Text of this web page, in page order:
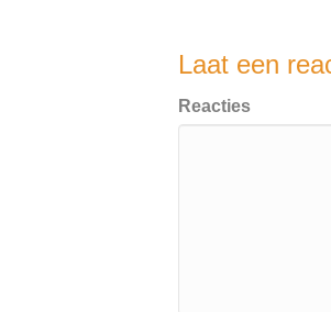
Laat een
Reacties